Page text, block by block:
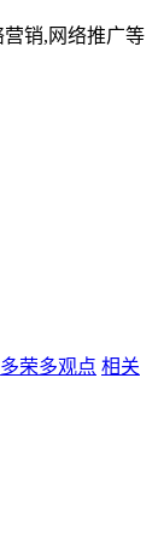
营销,网络推广等
多荣多观点 相关